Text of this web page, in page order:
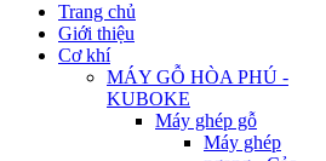
Trang chủ
Giới thiệu
Cơ khí
MÁY GỖ HÒA PHÚ -
KUBOKE
Máy ghép gỗ
Máy ghép